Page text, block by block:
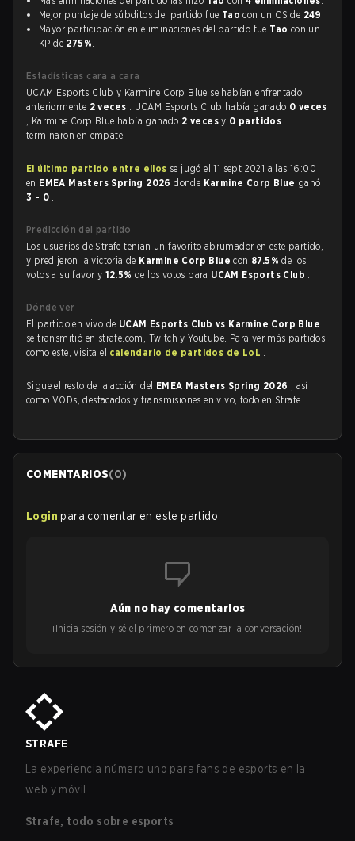
Mejor puntaje de súbditos del partido fue Tao con un CS de 249 .
Mayor participación en eliminaciones del partido fue Tao con un
KP de 275%.
Estadísticas cara a cara
UCAM Esports Club y Karmine Corp Blue se habían enfrentado
anteriormente 2 veces . UCAM Esports Club había ganado 0 veces
, Karmine Corp Blue había ganado 2 vecesy 0 partidos
terminaron en empate.
El último partido entre ellos se jugó el 11 sept 2021 a las 16:00
en EMEA Masters Spring 2026donde Karmine Corp Blue ganó
3 - 0 .
Predicción del partido
Los usuarios de Strafe tenían un favorito abrumador en este partido,
y predijeron la victoria de Karmine Corp Bluecon 87.5%de los
votos a su favor y 12.5%de los votos para UCAM Esports Club .
Dónde ver
El partido en vivo de UCAM Esports Club vs Karmine Corp Blue
se transmitió en strafe.com, Twitch y Youtube. Para ver más partidos
como este, visita el calendario de partidos de LoL .
Sigue el resto de la acción del EMEA Masters Spring 2026 , así
como VODs, destacados y transmisiones en vivo, todo en Strafe.
COMENTARIOS(0)
Login para comentar en este partido
Aún no hay comentarios
¡Inicia sesión y sé el primero en comenzar la conversación!
STRAFE
La experiencia número uno para fans de esports en la
web y móvil.
Strafe, todo sobre esports